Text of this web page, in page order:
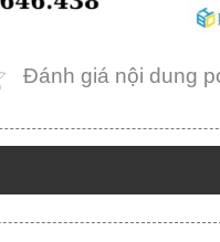
Đánh giá nội dung